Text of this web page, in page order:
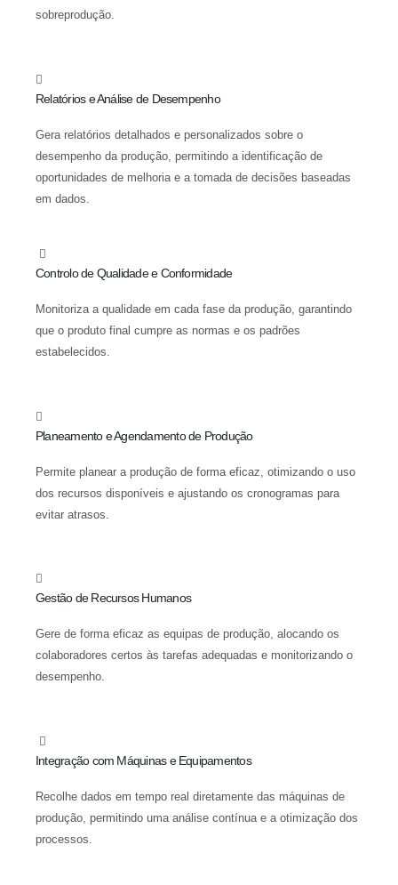
sobreprodução.
Relatórios e Análise de Desempenho
Gera relatórios detalhados e personalizados sobre o
desempenho da produção, permitindo a identificação de
oportunidades de melhoria e a tomada de decisões baseadas
em dados.
Controlo de Qualidade e Conformidade
Monitoriza a qualidade em cada fase da produção, garantindo
que o produto final cumpre as normas e os padrões
estabelecidos.
Planeamento e Agendamento de Produção
Permite planear a produção de forma eficaz, otimizando o uso
dos recursos disponíveis e ajustando os cronogramas para
evitar atrasos.
Gestão de Recursos Humanos
Gere de forma eficaz as equipas de produção, alocando os
colaboradores certos às tarefas adequadas e monitorizando o
desempenho.
Integração com Máquinas e Equipamentos
Recolhe dados em tempo real diretamente das máquinas de
produção, permitindo uma análise contínua e a otimização dos
processos.